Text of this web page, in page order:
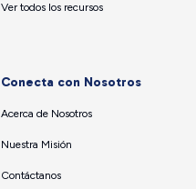
Ver todos los recursos
Conecta con Nosotros
Acerca de Nosotros
Nuestra Misión
Contáctanos